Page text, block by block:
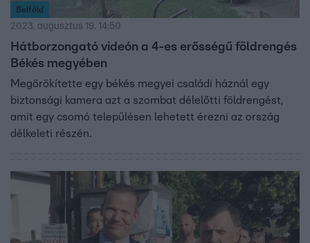
Belföld
2023. augusztus 19. 14:50
Hátborzongató videón a 4-es erősségű földrengés
Békés megyében
Megörökítette egy békés megyei családi háznál egy
biztonsági kamera azt a szombat délelőtti földrengést,
amit egy csomó településen lehetett érezni az ország
délkeleti részén.